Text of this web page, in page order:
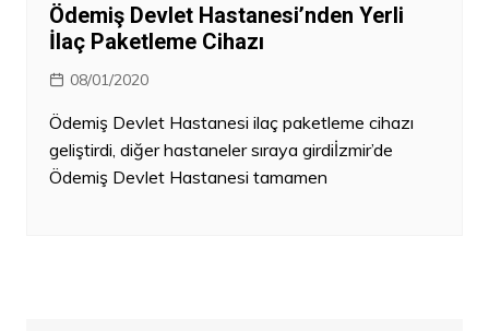
Ödemiş Devlet Hastanesi’nden Yerli
İlaç Paketleme Cihazı
08/01/2020
Ödemiş Devlet Hastanesi ilaç paketleme cihazı
geliştirdi, diğer hastaneler sıraya girdiİzmir’de
Ödemiş Devlet Hastanesi tamamen